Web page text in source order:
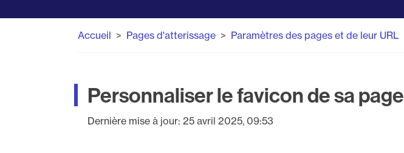
Accueil Pages d'atterissage Paramètres des pages et de leur URL
Personnaliser le favicon de sa page
Dernière mise à jour: 25 avril 2025, 09:53